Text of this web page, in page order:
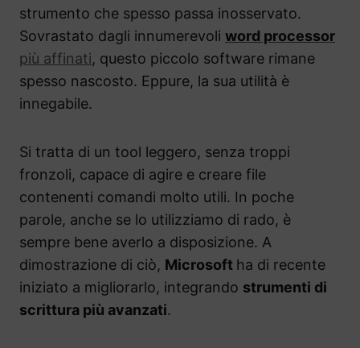
strumento che spesso passa inosservato.
Sovrastato dagli innumerevoli word processor
più affinati, questo piccolo software rimane
spesso nascosto. Eppure, la sua utilità è
innegabile.
Si tratta di un tool leggero, senza troppi
fronzoli, capace di agire e creare file
contenenti comandi molto utili. In poche
parole, anche se lo utilizziamo di rado, è
sempre bene averlo a disposizione. A
dimostrazione di ciò, Microsoft ha di recente
iniziato a migliorarlo, integrando strumenti di
scrittura più avanzati.